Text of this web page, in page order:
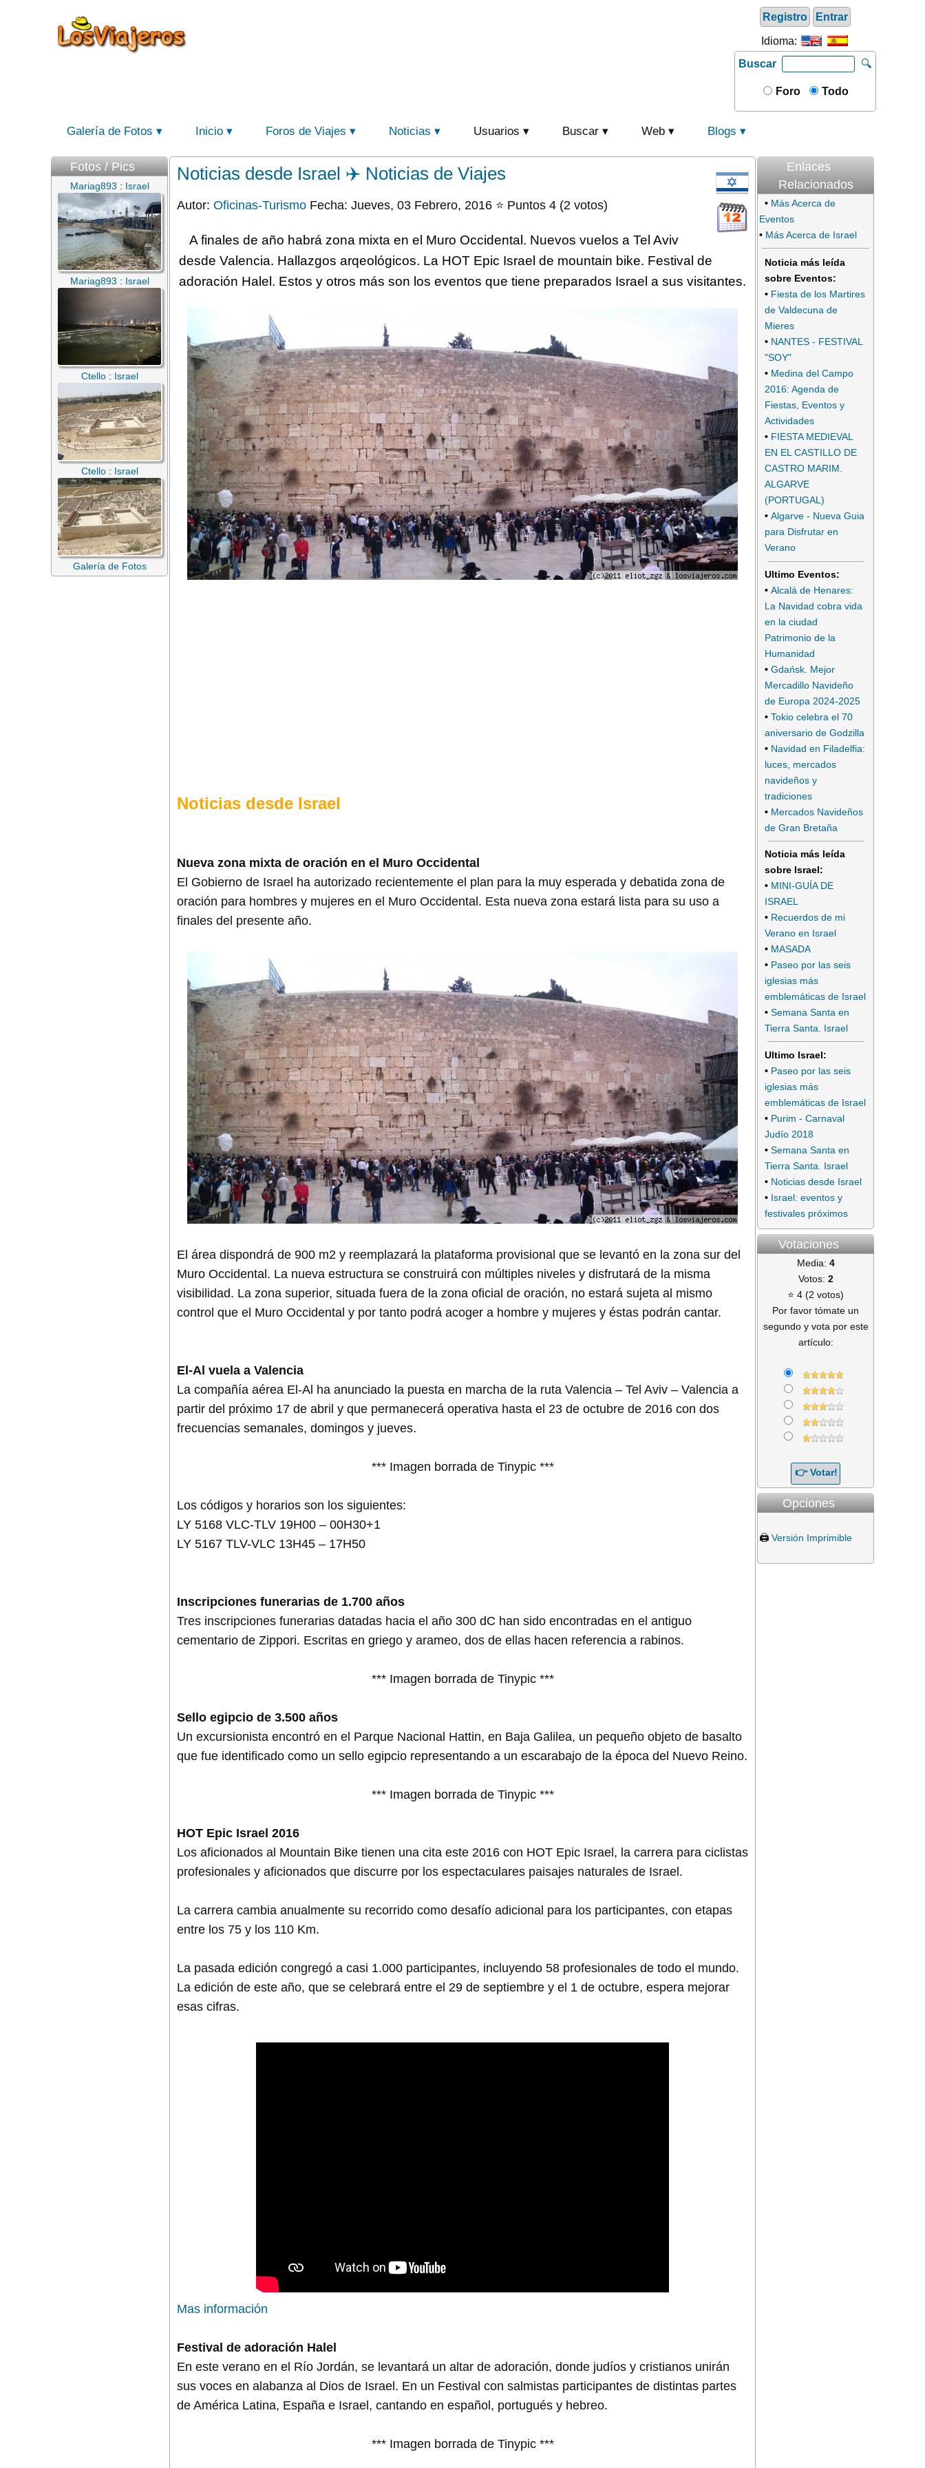
Registro Entrar
Idioma:
Buscar
🔍
Foro Todo
Galería de Fotos Inicio Foros de Viajes Noticias Usuarios Buscar Web Blogs
Fotos / Pics
Mariag893 : Israel
Mariag893 : Israel
Ctello: Israel
Ctello: Israel
Galería de Fotos
Noticias desde Israel ✈️ Noticias de Viajes
Autor: Oficinas-Turismo Fecha: Jueves, 03 Febrero, 2016 ⭐ Puntos 4 (2 votos)
A finales de año habrá zona mixta en el Muro Occidental. Nuevos vuelos a Tel Aviv
desde Valencia. Hallazgos arqeológicos. La HOT Epic Israel de mountain bike. Festival de
adoración Halel. Estos y otros más son los eventos que tiene preparados Israel a sus visitantes.
Noticias desde Israel
Nueva zona mixta de oración en el Muro Occidental
El Gobierno de Israel ha autorizado recientemente el plan para la muy esperada y debatida zona de
oración para hombres y mujeres en el Muro Occidental. Esta nueva zona estará lista para su uso a
finales del presente año.
El área dispondrá de 900 m2 y reemplazará la plataforma provisional que se levantó en la zona sur del
Muro Occidental. La nueva estructura se construirá con múltiples niveles y disfrutará de la misma
visibilidad. La zona superior, situada fuera de la zona oficial de oración, no estará sujeta al mismo
control que el Muro Occidental y por tanto podrá acoger a hombre y mujeres y éstas podrán cantar.
El-Al vuela a Valencia
La compañía aérea El-Al ha anunciado la puesta en marcha de la ruta Valencia – Tel Aviv – Valencia a
partir del próximo 17 de abril y que permanecerá operativa hasta el 23 de octubre de 2016 con dos
frecuencias semanales, domingos y jueves.
*** Imagen borrada de Tinypic ***
Los códigos y horarios son los siguientes:
LY 5168 VLC-TLV 19H00 – 00H30+1
LY 5167 TLV-VLC 13H45 – 17H50
Inscripciones funerarias de 1.700 años
Tres inscripciones funerarias datadas hacia el año 300 dC han sido encontradas en el antiguo
cementario de Zippori. Escritas en griego y arameo, dos de ellas hacen referencia a rabinos.
*** Imagen borrada de Tinypic ***
Sello egipcio de 3.500 años
Un excursionista encontró en el Parque Nacional Hattin, en Baja Galilea, un pequeño objeto de basalto
que fue identificado como un sello egipcio representando a un escarabajo de la época del Nuevo Reino.
*** Imagen borrada de Tinypic ***
HOT Epic Israel 2016
Los aficionados al Mountain Bike tienen una cita este 2016 con HOT Epic Israel, la carrera para ciclistas
profesionales y aficionados que discurre por los espectaculares paisajes naturales de Israel.
La carrera cambia anualmente su recorrido como desafío adicional para los participantes, con etapas
entre los 75 y los 110 Km.
La pasada edición congregó a casi 1.000 participantes, incluyendo 58 profesionales de todo el mundo.
La edición de este año, que se celebrará entre el 29 de septiembre y el 1 de octubre, espera mejorar
esas cifras.
Mas información
Festival de adoración Halel
En este verano en el Río Jordán, se levantará un altar de adoración, donde judíos y cristianos unirán
sus voces en alabanza al Dios de Israel. En un Festival con salmistas participantes de distintas partes
de América Latina, España e Israel, cantando en español, portugués y hebreo.
*** Imagen borrada de Tinypic ***
Enlaces
Relacionados
• Más Acerca de
Eventos
• Más Acerca de Israel
Noticia más leída
sobre Eventos:
• Fiesta de los Martires
de Valdecuna de
Mieres
• NANTES - FESTIVAL
"SOY"
• Medina del Campo
2016: Agenda de
Fiestas, Eventos y
Actividades
• FIESTA MEDIEVAL
EN EL CASTILLO DE
CASTRO MARIM.
ALGARVE
(PORTUGAL)
• Algarve - Nueva Guia
para Disfrutar en
Verano
Ultimo Eventos:
• Alcalá de Henares:
La Navidad cobra vida
en la ciudad
Patrimonio de la
Humanidad
• Gdańsk. Mejor
Mercadillo Navideño
de Europa 2024-2025
• Tokio celebra el 70
aniversario de Godzilla
• Navidad en Filadelfia:
luces, mercados
navideños y
tradiciones
• Mercados Navideños
de Gran Bretaña
Noticia más leída
sobre Israel:
• MINI-GUÍA DE
ISRAEL
• Recuerdos de mi
Verano en Israel
• MASADA
• Paseo por las seis
iglesias más
emblemáticas de Israel
• Semana Santa en
Tierra Santa. Israel
Ultimo Israel:
• Paseo por las seis
iglesias más
emblemáticas de Israel
• Purim - Carnaval
Judío 2018
• Semana Santa en
Tierra Santa. Israel
• Noticias desde Israel
• Israel: eventos y
festivales próximos
Votaciones
Media: 4
Votos: 2
⭐ 4 (2 votos)
Por favor tómate un
segundo y vota por este
artículo:
Opciones
🖨️ Versión Imprimible